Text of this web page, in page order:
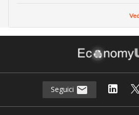
Seguici